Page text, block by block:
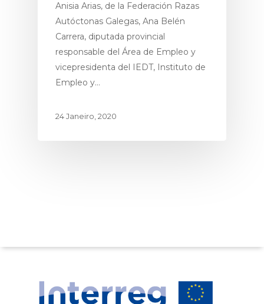
Anisia Arias, de la Federación Razas
Autóctonas Galegas, Ana Belén
Carrera, diputada provincial
responsable del Área de Empleo y
vicepresidenta del IEDT, Instituto de
Empleo y…
24 Janeiro, 2020
Socios &
Noticias